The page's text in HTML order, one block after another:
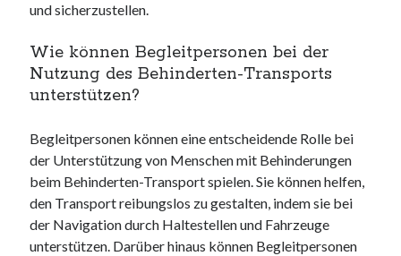
und sicherzustellen.
Wie können Begleitpersonen bei der
Nutzung des Behinderten-Transports
unterstützen?
Begleitpersonen können eine entscheidende Rolle bei
der Unterstützung von Menschen mit Behinderungen
beim Behinderten-Transport spielen. Sie können helfen,
den Transport reibungslos zu gestalten, indem sie bei
der Navigation durch Haltestellen und Fahrzeuge
unterstützen. Darüber hinaus können Begleitpersonen